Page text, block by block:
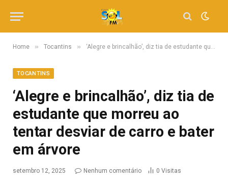
Home » Tocantins » ‘Alegre e brincalhão’, diz tia de estudante que morreu ao tentar desviar de carro e bater em árvore
TOCANTINS
‘Alegre e brincalhão’, diz tia de
estudante que morreu ao
tentar desviar de carro e bater
em árvore
setembro 12, 2025 Nenhum comentário 0 Visitas